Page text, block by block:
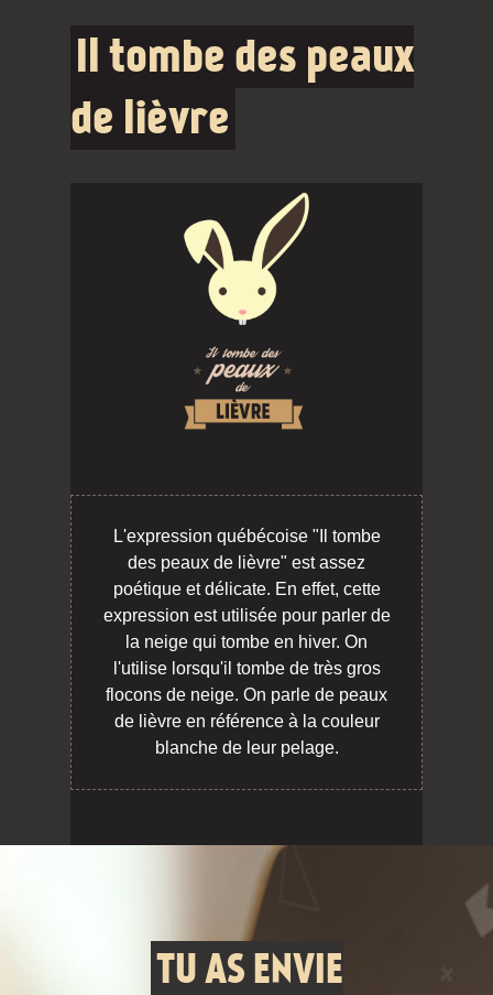
Il tombe des peaux
de lièvre
L'expression québécoise "Il tombe
des peaux de lièvre" est assez
poétique et délicate. En effet, cette
expression est utilisée pour parler de
la neige qui tombe en hiver. On
l'utilise lorsqu'il tombe de très gros
flocons de neige. On parle de peaux
de lièvre en référence à la couleur
blanche de leur pelage.
TU AS ENVIE